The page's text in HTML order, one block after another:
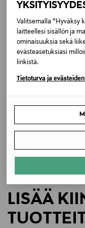
Valitsemalla “Hyväksy
laitteellesi sisällön ja
ominaisuuksia sekä
evästeasetuksiasi
linkistä.
Tietoturva ja
Hoito-ohjeet
Pesu tuotteen
Väri
UB044 LIGHT BLUE
Koko
Valmistajan
EW004574
FRAAS
LISÄÄ